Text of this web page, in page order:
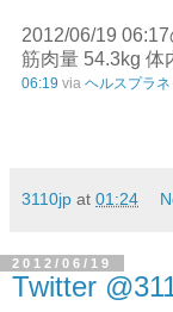
2012/06/19
筋肉量 54.3kg 体
06:19 via ヘルスプラネ
3110jp at 01:24
2012/06/19
Twitter